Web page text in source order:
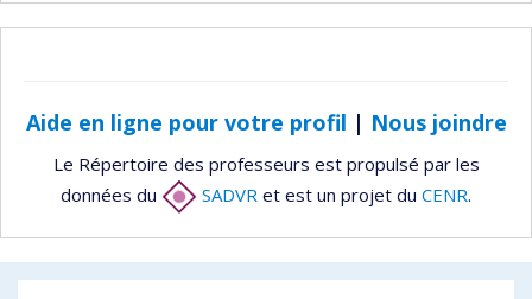
Aide en ligne pour votre profil | Nous joindre
Le Répertoire des professeurs est propulsé par les
données du
SADVR et est un projet du CENR.